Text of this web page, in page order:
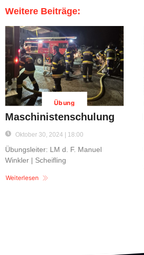
Weitere Beiträge:
Übung
Maschinistenschulung
Oktober 30, 2024 | 18:00
Übungsleiter: LM d. F. Manuel
Winkler | Scheifling
Weiterlesen